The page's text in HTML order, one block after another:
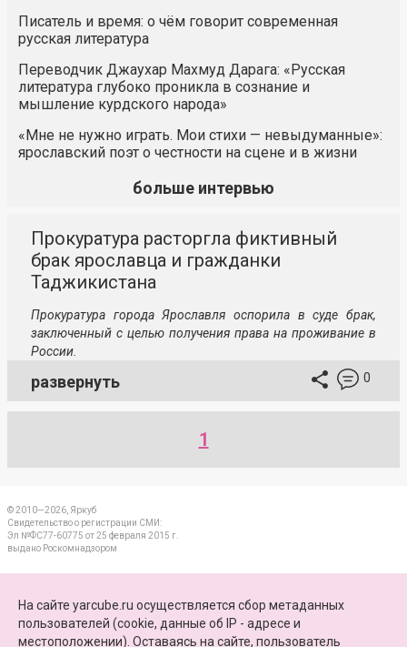
Писатель и время: о чём говорит современная
русская литература
Переводчик Джаухар Махмуд Дарага: «Русская
литература глубоко проникла в сознание и
мышление курдского народа»
«Мне не нужно играть. Мои стихи — невыдуманные»:
ярославский поэт о честности на сцене и в жизни
больше интервью
Прокуратура расторгла фиктивный
брак ярославца и гражданки
Таджикистана
Прокуратура города Ярославля оспорила в суде брак,
заключенный с целью получения права на проживание в
России.
развернуть 0
1
© 2010—2026, Яркуб
Свидетельство о регистрации СМИ:
Эл №ФС77-60775 от 25 февраля 2015 г.
выдано Роскомнадзором
ПАРТНЕРЫ
На сайте yarcube.ru осуществляется сбор метаданных
пользователей (cookie, данные об IP - адресе и
местоположении). Оставаясь на сайте, пользователь